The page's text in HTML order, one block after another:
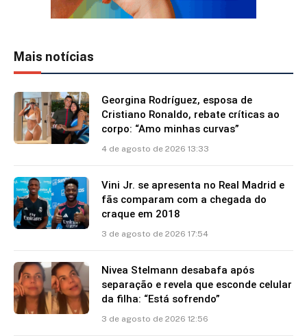
Mais notícias
Georgina Rodríguez, esposa de
Cristiano Ronaldo, rebate críticas ao
corpo: “Amo minhas curvas”
4 de agosto de 2026 13:33
Vini Jr. se apresenta no Real Madrid e
fãs comparam com a chegada do
craque em 2018
3 de agosto de 2026 17:54
Nivea Stelmann desabafa após
separação e revela que esconde celular
da filha: “Está sofrendo”
3 de agosto de 2026 12:56